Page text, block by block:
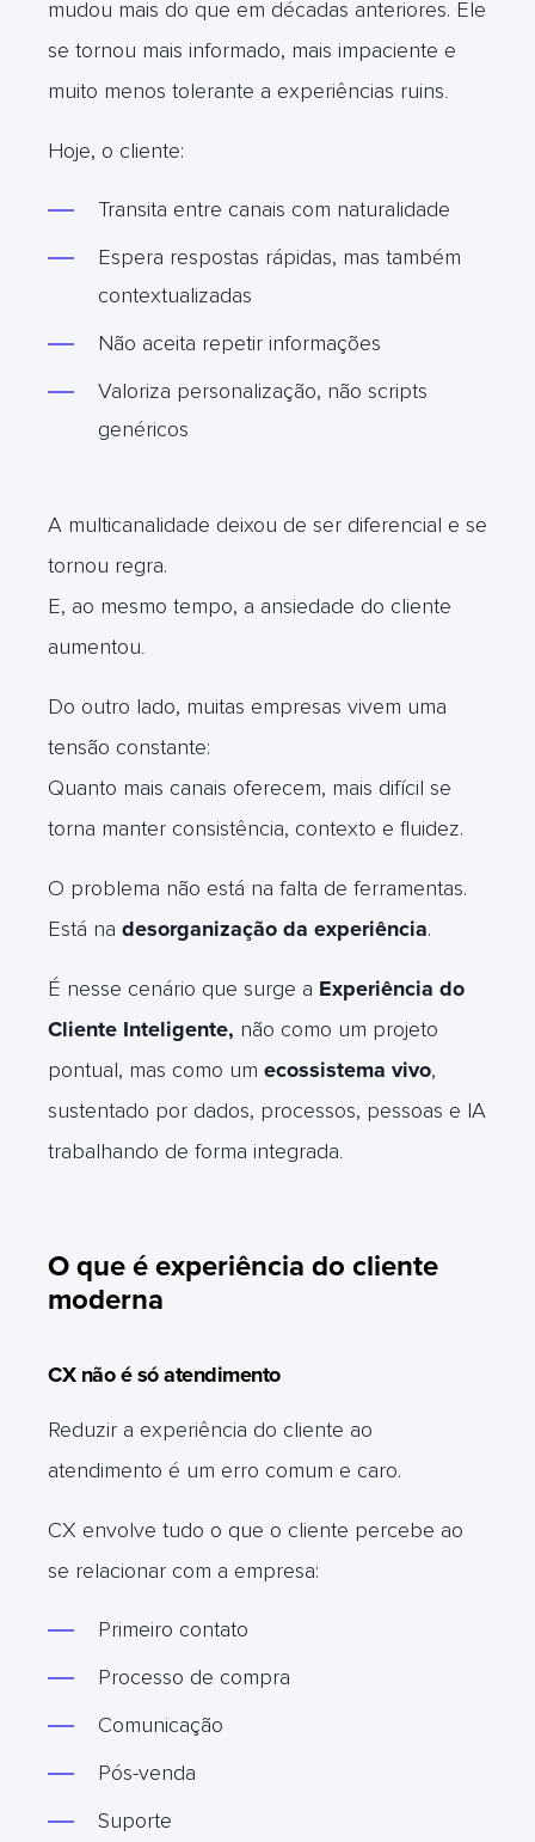
mudou mais do que em décadas anteriores. Ele
se tornou mais informado, mais impaciente e
muito menos tolerante a experiências ruins.
Hoje, o cliente:
Transita entre canais com naturalidade
Espera respostas rápidas, mas também
contextualizadas
Não aceita repetir informações
Valoriza personalização, não scripts
genéricos
A multicanalidade deixou de ser diferencial e se
tornou regra.
E, ao mesmo tempo, a ansiedade do cliente
aumentou.
Do outro lado, muitas empresas vivem uma
tensão constante:
Quanto mais canais oferecem, mais difícil se
torna manter consistência, contexto e fluidez.
O problema não está na falta de ferramentas.
Está na desorganização da experiência.
É nesse cenário que surge a Experiência do
Cliente Inteligente, não como um projeto
pontual, mas como um ecossistema vivo,
sustentado por dados, processos, pessoas e IA
trabalhando de forma integrada.
O que é experiência do cliente
moderna
CX não é só atendimento
Reduzir a experiência do cliente ao
atendimento é um erro comum e caro.
CX envolve tudo o que o cliente percebe ao
se relacionar com a empresa:
Primeiro contato
Processo de compra
Comunicação
Pós-venda
Suporte